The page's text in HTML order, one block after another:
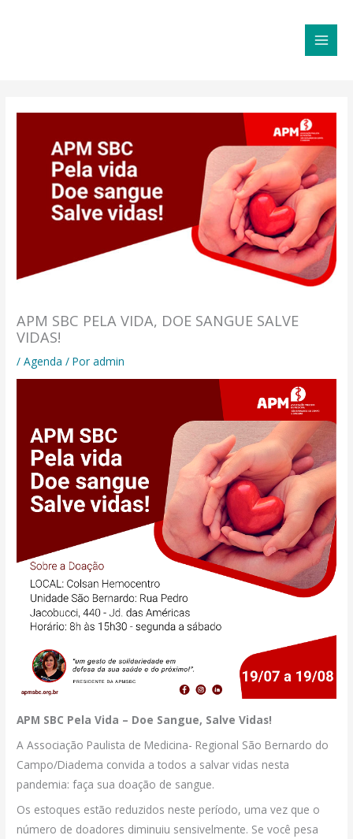
APM SBC PELA VIDA, DOE SANGUE SALVE
VIDAS!
/Agenda / Poradmin
APM SBC Pela Vida – Doe Sangue, Salve Vidas!
A Associação Paulista de Medicina- Regional São Bernardo do
Campo/Diadema convida a todos a salvar vidas nesta
pandemia: faça sua doação de sangue.
Os estoques estão reduzidos neste período, uma vez que o
número de doadores diminuiu sensivelmente. Se você pesa